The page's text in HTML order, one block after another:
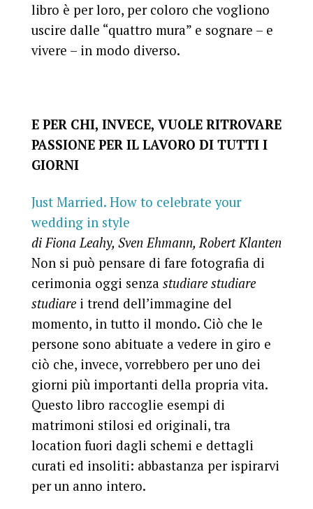
libro è per loro, per coloro che vogliono
uscire dalle “quattro mura” e sognare – e
vivere – in modo diverso.
E PER CHI, INVECE, VUOLE RITROVARE
PASSIONE PER IL LAVORO DI TUTTI I
GIORNI
Just Married. How to celebrate your
wedding in style
di Fiona Leahy, Sven Ehmann, Robert Klanten
Non si può pensare di fare fotografia di
cerimonia oggi senza studiare studiare
studiarei trend dell’immagine del
momento, in tutto il mondo. Ciò che le
persone sono abituate a vedere in giro e
ciò che, invece, vorrebbero per uno dei
giorni più importanti della propria vita.
Questo libro raccoglie esempi di
matrimoni stilosi ed originali, tra
location fuori dagli schemi e dettagli
curati ed insoliti: abbastanza per ispirarvi
per un anno intero.